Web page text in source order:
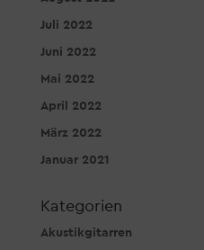
Juli 2022
Juni 2022
Mai 2022
April 2022
März 2022
Januar 2021
Kategorien
Akustikgitarren